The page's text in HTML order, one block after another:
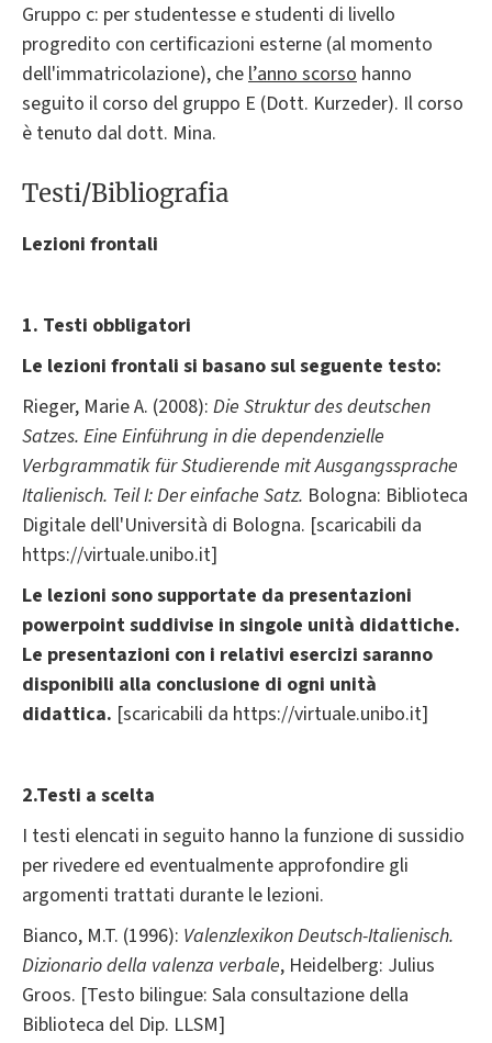
Gruppo c: per studentesse e studenti di livello
progredito con certificazioni esterne (al momento
dell'immatricolazione), chel’anno scorso hanno
seguito il corso del gruppo E (Dott. Kurzeder). Il corso
è tenuto dal dott. Mina.
Testi/Bibliografia
Lezioni frontali
1. Testi obbligatori
Le lezioni frontali si basano sul seguente testo:
Rieger, Marie A. (2008): Die Struktur des deutschen
Satzes. Eine Einführung in die dependenzielle
Verbgrammatik für Studierende mit Ausgangssprache
Italienisch. Teil I: Der einfache Satz. Bologna: Biblioteca
Digitale dell'Università di Bologna. [scaricabili da
https://virtuale.unibo.it]
Le lezioni sono supportate da presentazioni
powerpoint suddivise in singole unità didattiche.
Le presentazioni con i relativi esercizi saranno
disponibili alla conclusione di ogni unità
didattica. [scaricabili da https://virtuale.unibo.it]
2.Testi a scelta
I testi elencati in seguito hanno la funzione di sussidio
per rivedere ed eventualmente approfondire gli
argomenti trattati durante le lezioni.
Bianco, M.T. (1996): Valenzlexikon Deutsch-Italienisch.
Dizionario della valenza verbale, Heidelberg: Julius
Groos. [Testo bilingue: Sala consultazione della
Biblioteca del Dip. LLSM]